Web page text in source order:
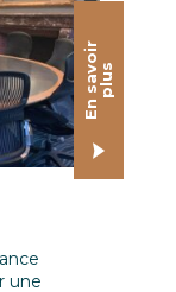
E
n
s
av
o
i
r
p
l
us
une